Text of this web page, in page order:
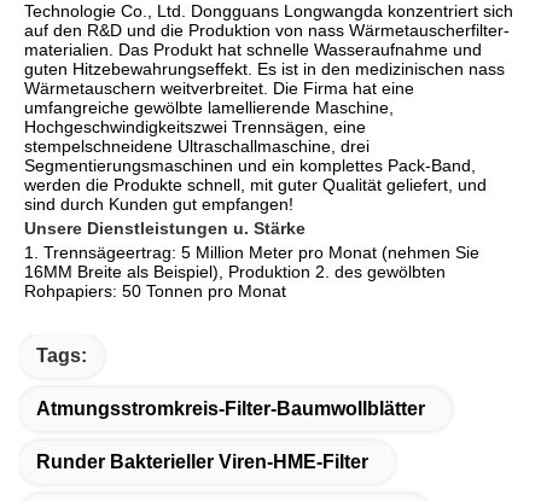
Technologie Co., Ltd. Dongguans Longwangda konzentriert sich
auf den R&D und die Produktion von nass Wärmetauscherfilter-
materialien. Das Produkt hat schnelle Wasseraufnahme und
guten Hitzebewahrungseffekt. Es ist in den medizinischen nass
Wärmetauschern weitverbreitet. Die Firma hat eine
umfangreiche gewölbte lamellierende Maschine,
Hochgeschwindigkeitszwei Trennsägen, eine
stempelschneidene Ultraschallmaschine, drei
Segmentierungsmaschinen und ein komplettes Pack-Band,
werden die Produkte schnell, mit guter Qualität geliefert, und
sind durch Kunden gut empfangen!
Unsere Dienstleistungen u. Stärke
1. Trennsägeertrag: 5 Million Meter pro Monat (nehmen Sie
16MM Breite als Beispiel), Produktion 2. des gewölbten
Rohpapiers: 50 Tonnen pro Monat
Tags:
Atmungsstromkreis-Filter-Baumwollblätter
Runder Bakterieller Viren-HME-Filter